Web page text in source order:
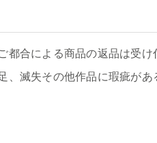
都合による商品の返品は受け
、滅失その他作品に瑕疵が